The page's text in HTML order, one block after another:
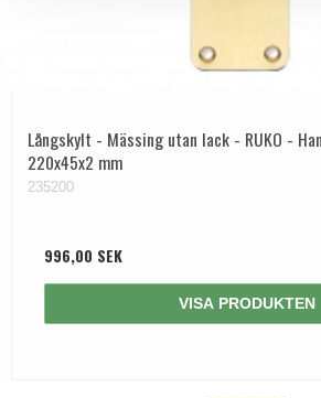
Långskylt - Mässing utan lack - RUKO -
220x45x2 mm
235200
996,00 SEK
VISA PRODUKTEN